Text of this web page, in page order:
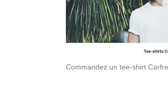
Commandez un tee-shirt